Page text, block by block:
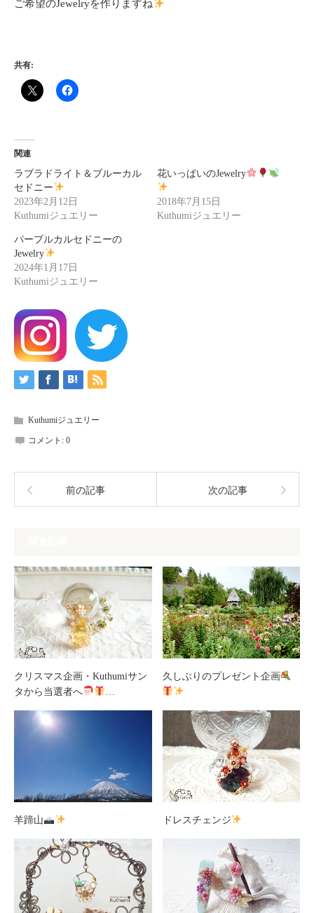
ご希望のJewelryを作りますね
共有:
関連
ラブラドライト＆ブルーカル
セドニー
2023年2月12日
Kuthumiジュエリー
花いっぱいのJewelry
2018年7月15日
Kuthumiジュエリー
パープルカルセドニーの
Jewelry
2024年1月17日
Kuthumiジュエリー
Kuthumiジュエリー
コメント: 0
前の記事 次の記事
クリスマス企画・Kuthumiサン
タから当選者へ
久しぶりのプレゼント企画
羊蹄山 ドレスチェンジ